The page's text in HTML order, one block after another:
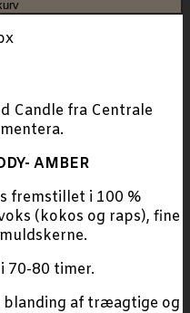
Candle fra Centrale
AMBER
fremstillet i 100 %
(kokos og raps), fine
70-80 timer.
blanding af træagtige og